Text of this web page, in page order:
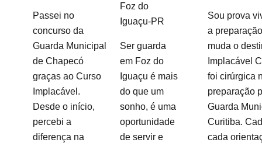
Passei no
concurso da
Guarda Municipal
de Chapecó
graças ao Curso
Implacável.
Desde o início,
percebi a
diferença na
Foz do
Iguaçu-PR
Ser guarda
em Foz do
Iguaçu é mais
do que um
sonho, é uma
oportunidade
de servir e
Sou prova
a
muda o
Implacável
foi cirúrgica
preparação
Guarda
Curitiba.
cada